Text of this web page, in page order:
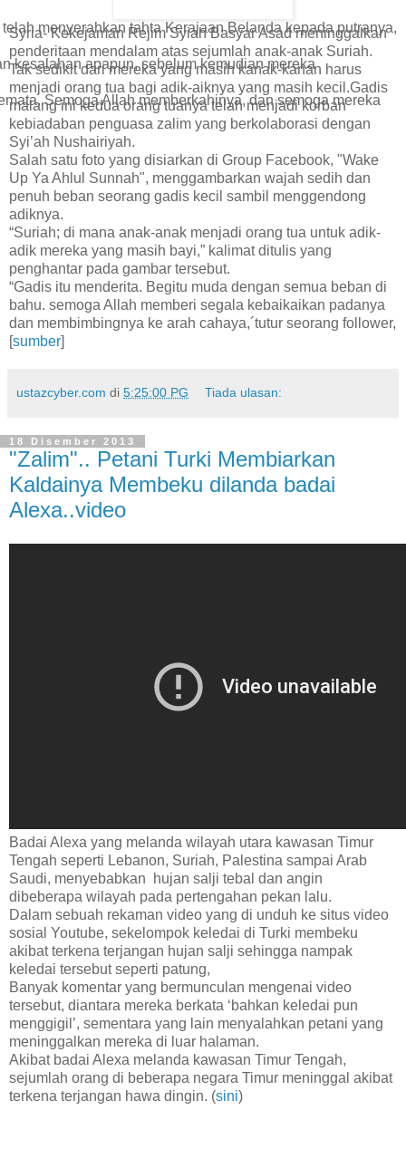
Syria- Kekejaman Rejim Syiah Basyar Asad meninggalkan
penderitaan mendalam atas sejumlah anak-anak Suriah.
Tak sedikit dari mereka yang masih kanak-kanan harus
menjadi orang tua bagi adik-aiknya yang masih kecil.Gadis
malang ini kedua orang tuanya telah menjadi korban
kebiadaban penguasa zalim yang berkolaborasi dengan
Syi’ah Nushairiyah.
Salah satu foto yang disiarkan di Group Facebook, "Wake
Up Ya Ahlul Sunnah", menggambarkan wajah sedih dan
penuh beban seorang gadis kecil sambil menggendong
adiknya.
“Suriah; di mana anak-anak menjadi orang tua untuk adik-
adik mereka yang masih bayi,” kalimat ditulis yang
penghantar pada gambar tersebut.
“Gadis itu menderita. Begitu muda dengan semua beban di
bahu. semoga Allah memberi segala kebaikaikan padanya
dan membimbingnya ke arah cahaya,´tutur seorang follower,
[sumber]
ustazcyber.com di 5:25:00 PG Tiada ulasan:
18 Disember 2013
"Zalim".. Petani Turki Membiarkan
Kaldainya Membeku dilanda badai
Alexa..video
Badai Alexa yang melanda wilayah utara kawasan Timur
Tengah seperti Lebanon, Suriah, Palestina sampai Arab
Saudi, menyebabkan hujan salji tebal dan angin
dibeberapa wilayah pada pertengahan pekan lalu.
Dalam sebuah rekaman video yang di unduh ke situs video
sosial Youtube, sekelompok keledai di Turki membeku
akibat terkena terjangan hujan salji sehingga nampak
keledai tersebut seperti patung,
Banyak komentar yang bermunculan mengenai video
tersebut, diantara mereka berkata ‘bahkan keledai pun
menggigil’, sementara yang lain menyalahkan petani yang
meninggalkan mereka di luar halaman.
Akibat badai Alexa melanda kawasan Timur Tengah,
sejumlah orang di beberapa negara Timur meninggal akibat
terkena terjangan hawa dingin. (sini)
menyerahkan tahta Kerajaan Belanda kepada putranya,
kesalahan apapun, sebelum kemudian mereka
Semoga Allah memberkahinya, dan semoga mereka